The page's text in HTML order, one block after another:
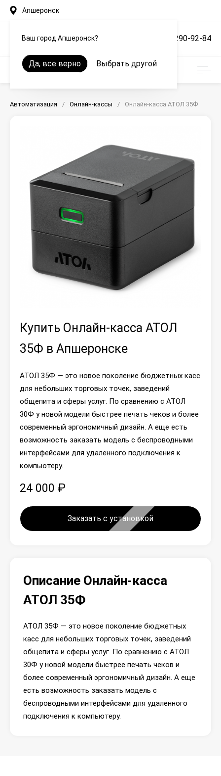
Апшеронск
Ваш город Апшеронск?
Да, все верно Выбрать другой
+7 (861) 290-92-84
Автоматизация / Онлайн-кассы / Онлайн-касса АТОЛ 35Ф
Купить Онлайн-касса АТОЛ
35Ф в Апшеронске
АТОЛ 35Ф — это новое поколение бюджетных касс
для небольших торговых точек, заведений
общепита и сферы услуг. По сравнению с АТОЛ
30Ф у новой модели быстрее печать чеков и более
современный эргономичный дизайн. А еще есть
возможность заказать модель с беспроводными
интерфейсами для удаленного подключения к
компьютеру.
24 000 ₽
Заказать с установкой
Описание Онлайн-касса
АТОЛ 35Ф
АТОЛ 35Ф — это новое поколение бюджетных
касс для небольших торговых точек, заведений
общепита и сферы услуг. По сравнению с АТОЛ
30Ф у новой модели быстрее печать чеков и
более современный эргономичный дизайн. А еще
есть возможность заказать модель с
беспроводными интерфейсами для удаленного
подключения к компьютеру.